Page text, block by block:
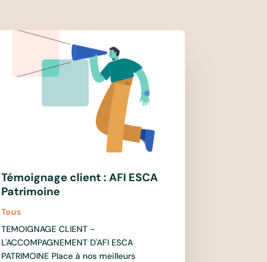
Témoignage client : AFI ESCA
Patrimoine
Tous
TEMOIGNAGE CLIENT -
L'ACCOMPAGNEMENT D'AFI ESCA
PATRIMOINE Place à nos meilleurs